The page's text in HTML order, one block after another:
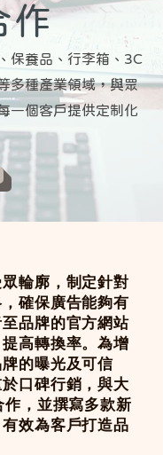
作
保養品、行李箱、3C
多種產業領域，與眾
一個客戶提供定制化
輪廓，制定針對
確保廣告能夠有
品牌的官方網站
高轉換率。為增
的曝光及可信
口碑行銷，與大
，並撰寫多款新
效為客戶打造品